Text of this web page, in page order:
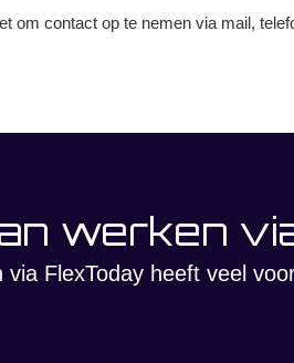
om contact op te nemen via mail,
werken
via FlexToday heeft veel